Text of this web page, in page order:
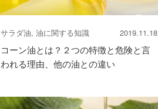
サラダ油, 油に関する知識 2019.11.18
コーン油とは？２つの特徴と危険と言
われる理由、他の油との違い